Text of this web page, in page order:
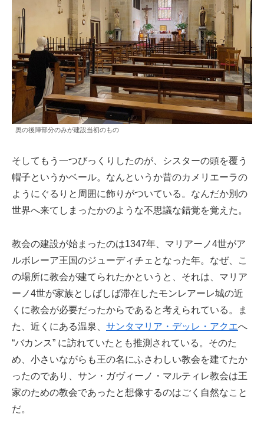
奥の後陣部分のみが建設当初のもの
そしてもう一つびっくりしたのが、シスターの頭を覆う
帽子というかベール。なんというか昔のカメリエーラの
ようにぐるりと周囲に飾りがついている。なんだか別の
世界へ来てしまったかのような不思議な錯覚を覚えた。
教会の建設が始まったのは1347年、マリアーノ4世がア
ルボレーア王国のジューディチェとなった年。なぜ、こ
の場所に教会が建てられたかというと、それは、マリア
ーノ4世が家族としばしば滞在したモンレアーレ城の近
くに教会が必要だったからであると考えられている。ま
た、近くにある温泉、 サンタマリア・デッレ・アクエへ
“バカンス” に訪れていたとも推測されている。そのた
め、小さいながらも王の名にふさわしい教会を建てたか
ったのであり、サン・ガヴィーノ・マルティレ教会は王
家のための教会であったと想像するのはごく自然なこと
だ。